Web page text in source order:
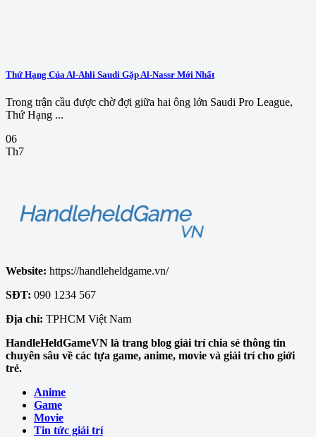
Thứ Hạng Của Al-Ahli Saudi Gặp Al-Nassr Mới Nhất
Trong trận cầu được chờ đợi giữa hai ông lớn Saudi Pro League,
Thứ Hạng ...
06
Th7
Website: https://handleheldgame.vn/
SĐT: 090 1234 567
Địa chỉ: TPHCM Việt Nam
HandleHeldGameVN là trang blog giải trí chia sẻ thông tin
chuyên sâu về các tựa game, anime, movie và giải trí cho giới
trẻ.
Anime
Game
Movie
Tin tức giải trí